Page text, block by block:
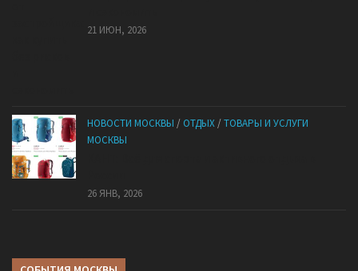
21 ИЮН, 2026
НОВОСТИ МОСКВЫ / ОТДЫХ /ТОВАРЫ И УСЛУГИ
МОСКВЫ
26 ЯНВ, 2026